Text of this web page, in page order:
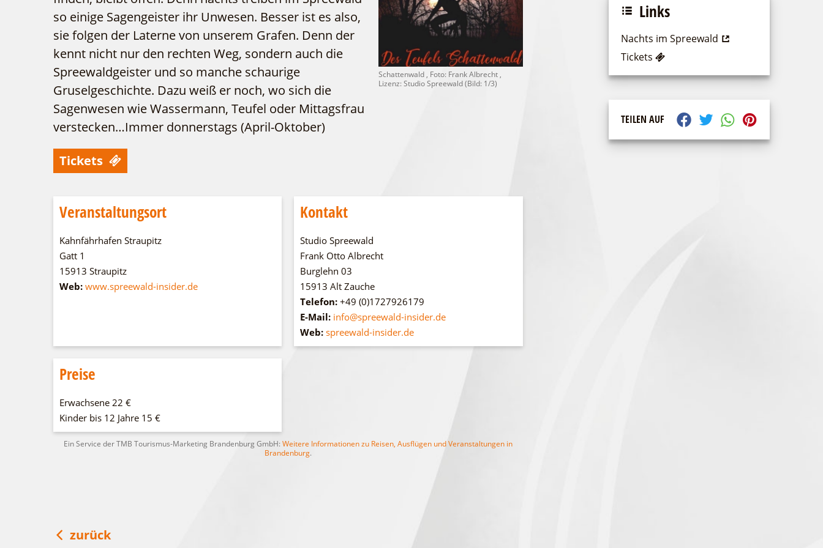
Fahrgastschiff
Schattenwald , Foto: Frank Albrecht ,
Lizenz: Studio Spreewald (Bild: 1/3)
so einige Sagengeister ihr Unwesen. Besser ist es also,
sie folgen der Laterne von unserem Grafen. Denn der
kennt nicht nur den rechten Weg, sondern auch die
Spreewaldgeister und so manche schaurige
Gruselgeschichte. Dazu weiß er noch, wo sich die
Sagenwesen wie Wassermann, Teufel oder Mittagsfrau
verstecken…Immer donnerstags (April-Oktober)
Tickets
Veranstaltungsort
Kahnfährhafen Straupitz
Gatt 1
15913 Straupitz
Web: www.spreewald-insider.de
Kontakt
Studio Spreewald
Frank Otto Albrecht
Burglehn 03
15913 Alt Zauche
Telefon: +49 (0)1727926179
E-Mail: info@spreewald-insider.de
Web: spreewald-insider.de
Preise
Erwachsene 22 €
Kinder bis 12 Jahre 15 €
Ein Service der TMB Tourismus-Marketing Brandenburg GmbH: Weitere Informationen zu Reisen, Ausflügen und Veranstaltungen in
Brandenburg.
Links
Nachts im Spreewald
Tickets
TEILEN AUF
zurück